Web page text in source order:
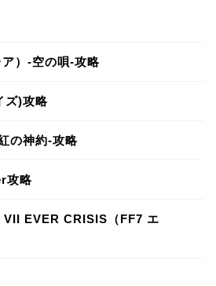
）-空の唄-攻略
ズ)攻略
の神約-攻略
攻略
EVER CRISIS（FF7 エ